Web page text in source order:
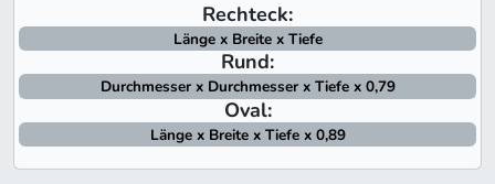
Rechteck:
Länge x Breite x Tiefe
Rund:
Durchmesser x Durchmesser x Tiefe x 0,79
Oval:
Länge x Breite x Tiefe x 0,89